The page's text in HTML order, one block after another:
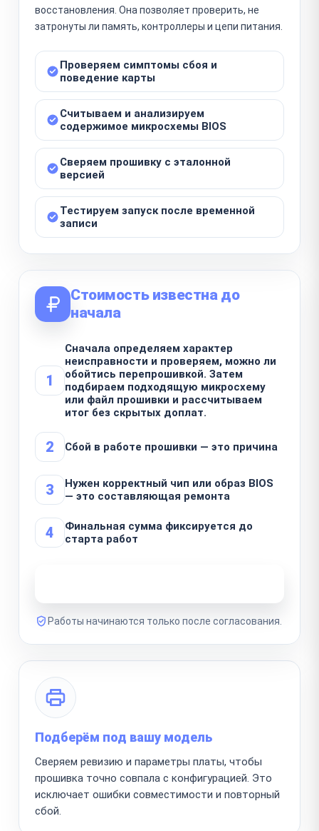
восстановления. Она позволяет проверить, не
затронуты ли память, контроллеры и цепи питания.
Проверяем симптомы сбоя и
поведение карты
Считываем и анализируем
содержимое микросхемы BIOS
Сверяем прошивку с эталонной
версией
Тестируем запуск после временной
записи
Стоимость известна до
начала
1
Сначала определяем характер
неисправности и проверяем, можно ли
обойтись перепрошивкой. Затем
подбираем подходящую микросхему
или файл прошивки и рассчитываем
итог без скрытых доплат.
2 Сбой в работе прошивки — это причина
3
Нужен корректный чип или образ BIOS
— это составляющая ремонта
4
Финальная сумма фиксируется до
старта работ
Работы начинаются только после согласования.
Подберём под вашу модель
Сверяем ревизию и параметры платы, чтобы
прошивка точно совпала с конфигурацией. Это
исключает ошибки совместимости и повторный
сбой.